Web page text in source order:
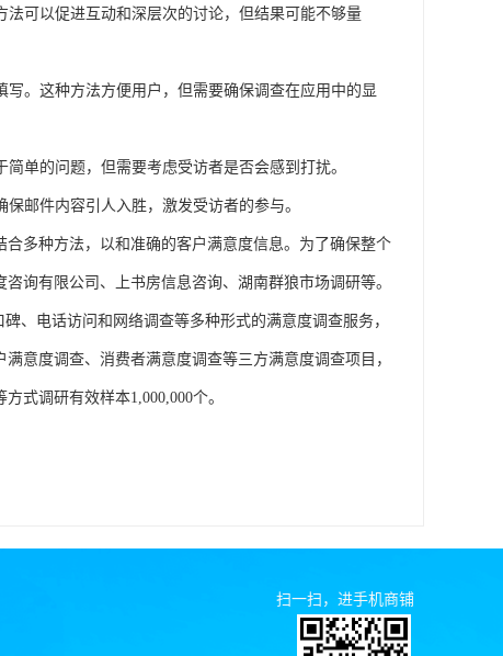
可以促进互动和深层次的讨论，但结果可能不够量
。这种方法方便用户，但需要确保调查在应用中的显
单的问题，但需要考虑受访者是否会感到打扰。
邮件内容引人入胜，激发受访者的参与。
多种方法，以和准确的客户满意度信息。为了确保整个
询有限公司、上书房信息咨询、湖南群狼市场调研等。
、电话访问和网络调查等多种形式的满意度调查服务，
意度调查、消费者满意度调查等三方满意度调查项目，
式调研有效样本1,000,000个。
扫一扫，进手机商铺